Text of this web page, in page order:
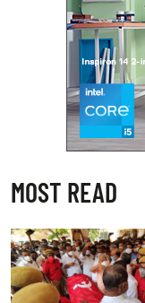
MOST READ